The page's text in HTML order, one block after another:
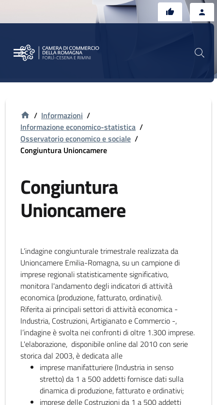
/ Informazioni /
Informazione economico-statistica /
Osservatorio economico e sociale /
Congiuntura Unioncamere
Congiuntura
Unioncamere
L’indagine congiunturale trimestrale realizzata da
Unioncamere Emilia-Romagna, su un campione di
imprese regionali statisticamente significativo,
monitora l'andamento degli indicatori di attività
economica (produzione, fatturato, ordinativi).
Riferita ai principali settori di attività economica -
Industria, Costruzioni, Artigianato e Commercio -,
l’indagine è svolta nei confronti di oltre 1.300 imprese.
L'elaborazione, disponibile online dal 2010 con serie
storica dal 2003, è dedicata alle
imprese manifatturiere (Industria in senso
stretto) da 1 a 500 addetti fornisce dati sulla
dinamica di produzione, fatturato e ordinativi;
imprese delle Costruzioni da 1 a 500 addetti